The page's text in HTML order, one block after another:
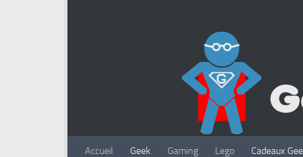
Accueil Geek Gaming Lego Cadeaux